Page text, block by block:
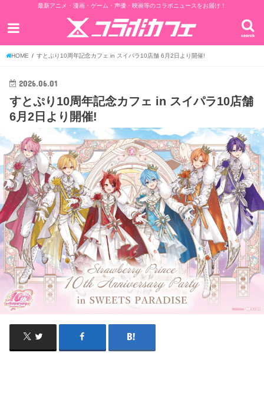
最新アニメ・漫画・ゲーム・声優・映画等のコラボニュースをお届け！
search
HOME すとぷり10周年記念カフェ in スイパラ10店舗 6月2日より開催!
2026.06.01
すとぷり10周年記念カフェ in スイパラ10店舗
6月2日より開催!